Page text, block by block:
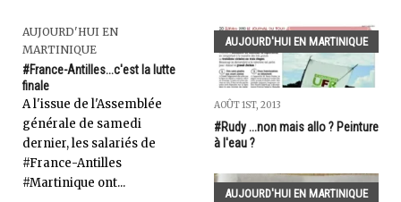
AUJOURD'HUI EN
MARTINIQUE
#France-Antilles...c'est la lutte
finale
A l'issue de l'Assemblée
générale de samedi
dernier, les salariés de
#France-Antilles
#Martinique ont...
AUJOURD'HUI EN MARTINIQUE
AOÛT 1ST, 2013
#Rudy ...non mais allo ? Peinture
à l'eau ?
AUJOURD'HUI EN MARTINIQUE